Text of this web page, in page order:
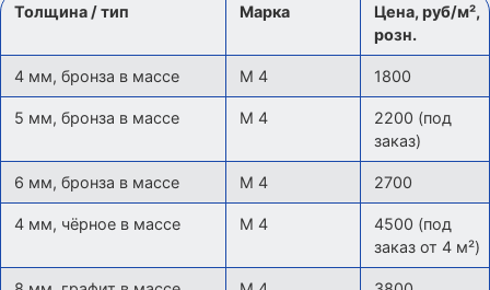
Толщина / тип Марка
Цена, руб/м²,
розн.
4 мм, бронза в массе М 4 1800
5 мм, бронза в массе М 4
2200 (под
заказ)
6 мм, бронза в массе М 4 2700
4 мм, чёрное в массе М 4
4500 (под
заказ от 4 м²)